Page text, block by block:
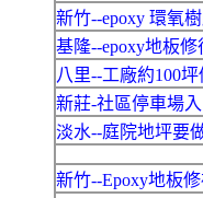
新竹--epoxy 環氧
基隆--epoxy地板
八里--工廠約100
新莊-社區停車場
淡水--庭院地坪要
新竹--Epoxy地板